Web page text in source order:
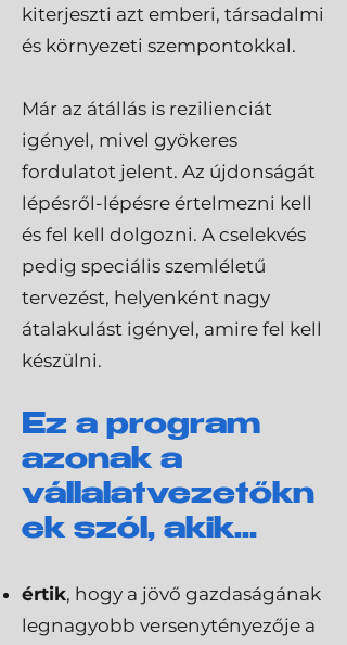
kiterjeszti azt emberi, társadalmi
és környezeti szempontokkal.
Már az átállás is rezilienciát
igényel, mivel gyökeres
fordulatot jelent. Az újdonságát
lépésről-lépésre értelmezni kell
és fel kell dolgozni. A cselekvés
pedig speciális szemléletű
tervezést, helyenként nagy
átalakulást igényel, amire fel kell
készülni.
Ez a program
azonak a
vállalatvezetőkn
ek szól, akik...
értik, hogy a jövő gazdaságának
legnagyobb versenytényezője a